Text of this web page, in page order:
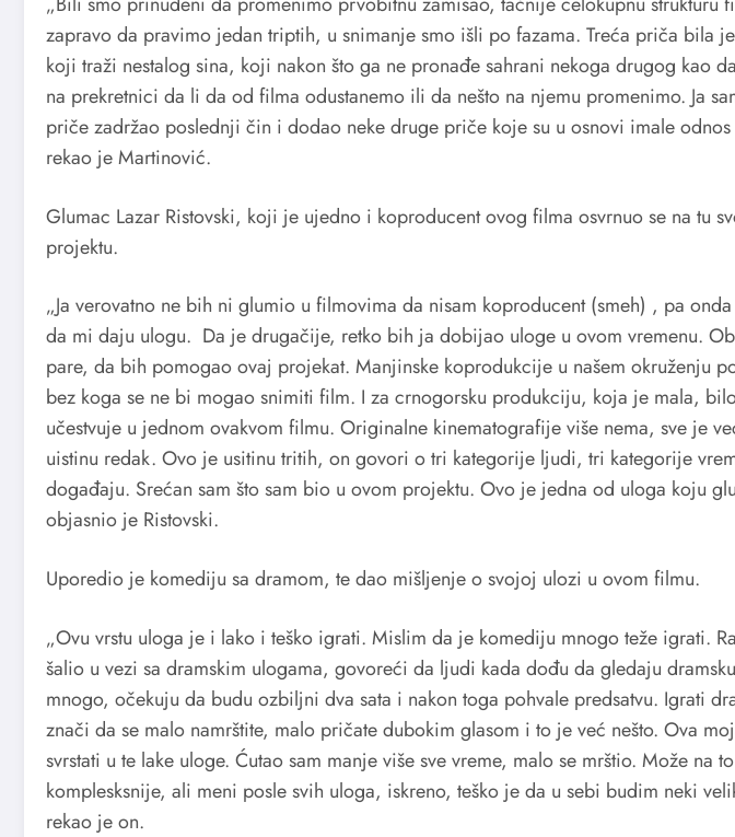
zapravo da pravimo jedan triptih, u snimanje smo išli po fazama. Treća priča bila
koji traži nestalog sina, koji nakon što ga ne pronađe sahrani nekoga drugog kao
na prekretnici da li da od filma odustanemo ili da nešto na njemu promenimo. Ja
priče zadržao poslednji čin i dodao neke druge priče koje su u osnovi imale odnos
rekao je Martinović.
Glumac Lazar Ristovski, koji je ujedno i koproducent ovog filma osvrnuo se na tu
projektu.
„Ja verovatno ne bih ni glumio u filmovima da nisam koproducent (smeh) , pa
da mi daju ulogu. Da je drugačije, retko bih ja dobijao uloge u ovom vremenu.
pare, da bih pomogao ovaj projekat. Manjinske koprodukcije u našem okruženju
bez koga se ne bi mogao snimiti film. I za crnogorsku produkciju, koja je mala,
učestvuje u jednom ovakvom filmu. Originalne kinematografije više nema, sve je
uistinu redak. Ovo je usitinu tritih, on govori o tri kategorije ljudi, tri kategorije
događaju. Srećan sam što sam bio u ovom projektu. Ovo je jedna od uloga koju
objasnio je Ristovski.
Uporedio je komediju sa dramom, te dao mišljenje o svojoj ulozi u ovom filmu.
„Ovu vrstu uloga je i lako i teško igrati. Mislim da je komediju mnogo teže igrati.
šalio u vezi sa dramskim ulogama, govoreći da ljudi kada dođu da gledaju
mnogo, očekuju da budu ozbiljni dva sata i nakon toga pohvale predsatvu. Igrati
znači da se malo namrštite, malo pričate dubokim glasom i to je već nešto. Ova
svrstati u te lake uloge. Ćutao sam manje više sve vreme, malo se mrštio. Može na
komplesksnije, ali meni posle svih uloga, iskreno, teško je da u sebi budim neki
rekao je on.